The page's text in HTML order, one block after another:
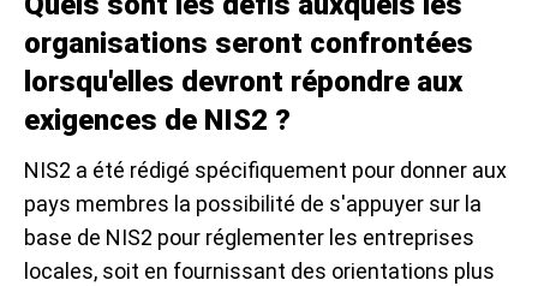
organisations seront confrontées
lorsqu'elles devront répondre aux
exigences de NIS2 ?
NIS2 a été rédigé spécifiquement pour donner aux
pays membres la possibilité de s'appuyer sur la
base de NIS2 pour réglementer les entreprises
locales, soit en fournissant des orientations plus